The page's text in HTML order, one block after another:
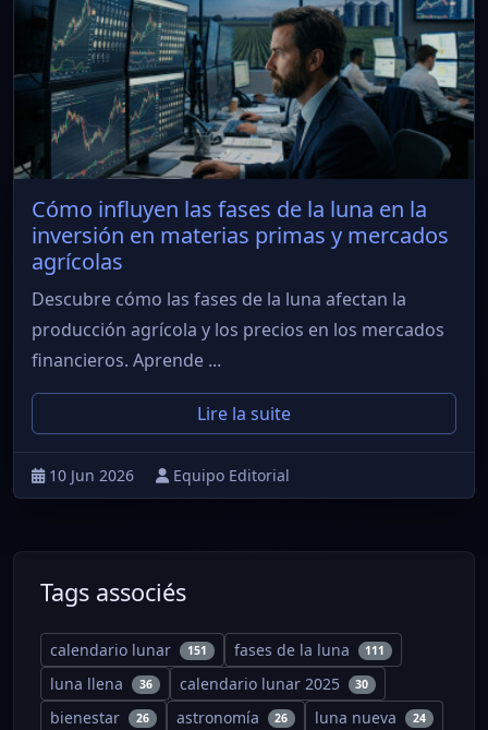
Cómo influyen las fases de la luna en la
inversión en materias primas y mercados
agrícolas
Descubre cómo las fases de la luna afectan la
producción agrícola y los precios en los mercados
financieros. Aprende ...
Lire la suite
10 Jun 2026 Equipo Editorial
Tags associés
calendario lunar 151 fases de la luna 111
luna llena 36 calendario lunar 2025 30
bienestar 26 astronomía 26 luna nueva 24